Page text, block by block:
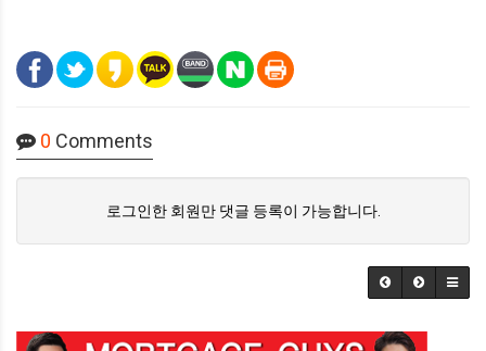
0 Comments
로그인한 회원만 댓글 등록이 가능합니다.